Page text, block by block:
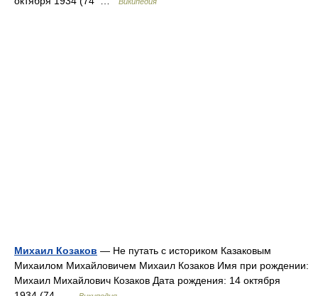
Михаил Козаков — Не путать с историком Казаковым
Михаилом Михайловичем Михаил Козаков Имя при рождении:
Михаил Михайлович Козаков Дата рождения: 14 октября